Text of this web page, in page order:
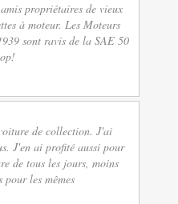
propriétaires de vieux
à moteur. Les Moteurs
sont ravis de la SAE 50
de collection. J'ai
J'en ai profité aussi pour
de tous les jours, moins
les mêmes